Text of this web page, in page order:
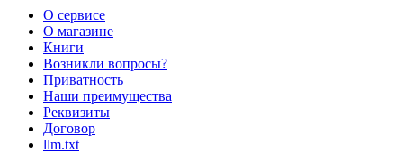
О сервисе
О магазине
Книги
Возникли вопросы?
Приватность
Наши преимущества
Реквизиты
Договор
llm.txt